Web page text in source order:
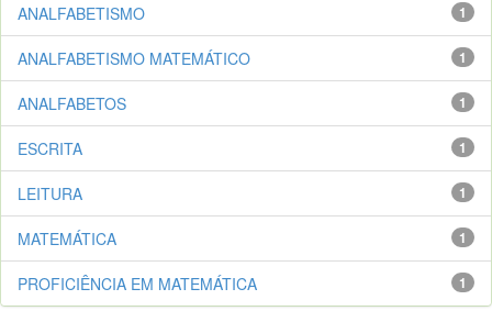
1
ANALFABETISMO
1
ANALFABETISMO MATEMÁTICO
1
ANALFABETOS
1
ESCRITA
1
LEITURA
1
MATEMÁTICA
1
PROFICIÊNCIA EM MATEMÁTICA